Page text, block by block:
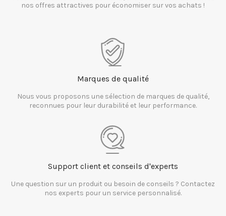
nos offres attractives pour économiser sur vos achats !
Marques de qualité
Nous vous proposons une sélection de marques de qualité,
reconnues pour leur durabilité et leur performance.
Support client et conseils d'experts
Une question sur un produit ou besoin de conseils ? Contactez
nos experts pour un service personnalisé.